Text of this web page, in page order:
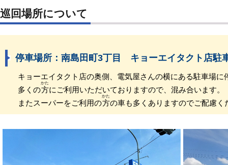
巡回場所について
停車場所：南島田町3丁目 キョーエイタクト店駐
キョーエイタクト店の奥側、電気屋さんの横にある駐車場に
多くの方
かた
にご利用いただいておりますので、混み合います。
またスーパーをご利用の方
かた
の車も多くありますのでご配慮